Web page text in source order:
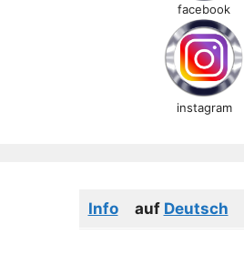
facebook
instagram
Info auf Deutsch